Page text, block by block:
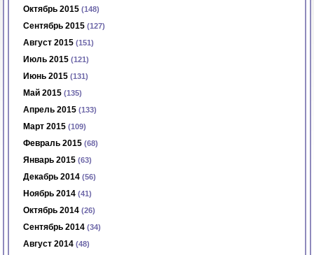
Октябрь 2015 (148)
Сентябрь 2015 (127)
Август 2015 (151)
Июль 2015 (121)
Июнь 2015 (131)
Май 2015 (135)
Апрель 2015 (133)
Март 2015 (109)
Февраль 2015 (68)
Январь 2015 (63)
Декабрь 2014 (56)
Ноябрь 2014 (41)
Октябрь 2014 (26)
Сентябрь 2014 (34)
Август 2014 (48)